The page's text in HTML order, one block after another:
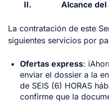
II. Alcance
La contratación de este
siguientes servicios por
Ofertas express:
enviar el dossier a la
de SEIS (6) HORAS
confirme que la